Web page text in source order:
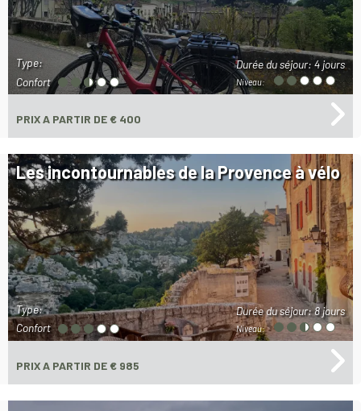
Durée du séjour:4 jours
Niveau:
Type:
Confort
PRIXA PARTIR DE € 400
Les incontournables de la Provence à vélo
Durée du séjour:8 jours
Niveau:
Type:
Confort
PRIXA PARTIR DE € 985